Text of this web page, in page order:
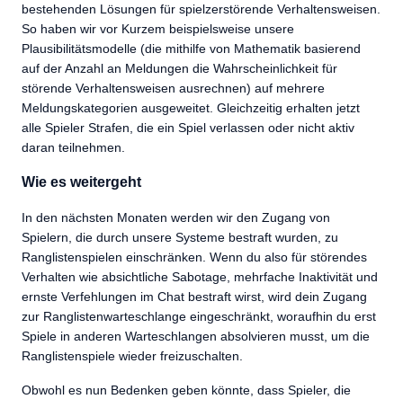
bestehenden Lösungen für spielzerstörende Verhaltensweisen.
So haben wir vor Kurzem beispielsweise unsere
Plausibilitätsmodelle (die mithilfe von Mathematik basierend
auf der Anzahl an Meldungen die Wahrscheinlichkeit für
störende Verhaltensweisen ausrechnen) auf mehrere
Meldungskategorien ausgeweitet. Gleichzeitig erhalten jetzt
alle Spieler Strafen, die ein Spiel verlassen oder nicht aktiv
daran teilnehmen.
Wie es weitergeht
In den nächsten Monaten werden wir den Zugang von
Spielern, die durch unsere Systeme bestraft wurden, zu
Ranglistenspielen einschränken. Wenn du also für störendes
Verhalten wie absichtliche Sabotage, mehrfache Inaktivität und
ernste Verfehlungen im Chat bestraft wirst, wird dein Zugang
zur Ranglistenwarteschlange eingeschränkt, woraufhin du erst
Spiele in anderen Warteschlangen absolvieren musst, um die
Ranglistenspiele wieder freizuschalten.
Obwohl es nun Bedenken geben könnte, dass Spieler, die